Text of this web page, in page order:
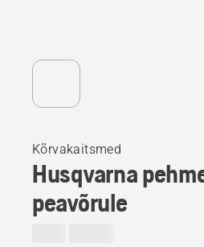
Kõrvakaitsmed
Husqvarna
peavõrule